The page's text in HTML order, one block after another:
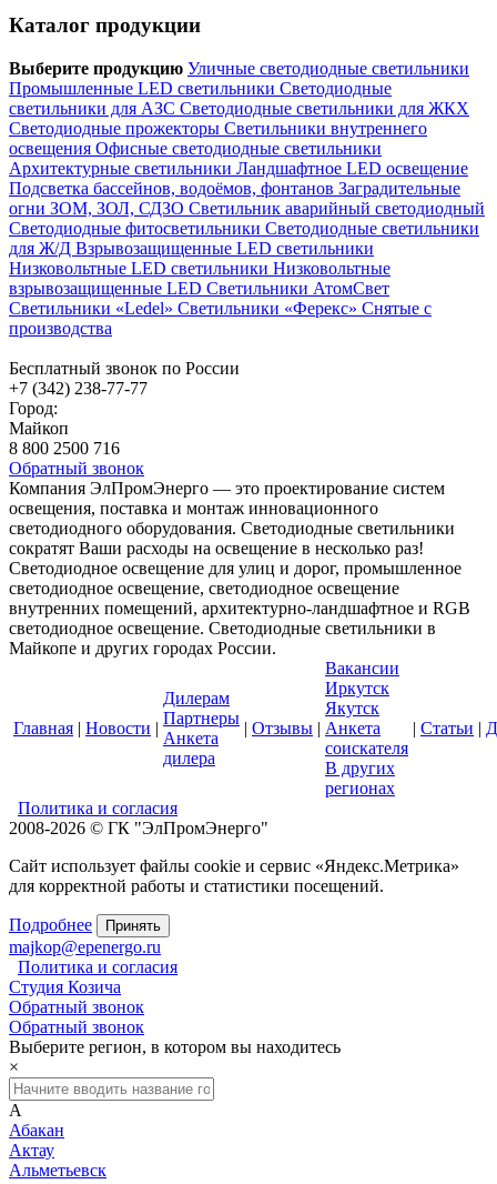
Каталог продукции
Выберите продукцию Уличные светодиодные светильники
Промышленные LED светильники Светодиодные
светильники для АЗС Светодиодные светильники для ЖКХ
Светодиодные прожекторы Светильники внутреннего
освещения Офисные светодиодные светильники
Архитектурные светильники Ландшафтное LED освещение
Подсветка бассейнов, водоёмов, фонтанов Заградительные
огни ЗОМ, ЗОЛ, СДЗО Светильник аварийный светодиодный
Светодиодные фитосветильники Светодиодные светильники
для Ж/Д Взрывозащищенные LED светильники
Низковольтные LED светильники Низковольтные
взрывозащищенные LED Светильники АтомСвет
Светильники «Ledel» Светильники «Ферекс» Снятые с
производства
Бесплатный звонок по России
+7 (342) 238-77-77
Город:
Майкоп
8 800 2500 716
Обратный звонок
Компания ЭлПромЭнерго — это проектирование систем
освещения, поставка и монтаж инновационного
светодиодного оборудования. Светодиодные светильники
сократят Ваши расходы на освещение в несколько раз!
Светодиодное освещение для улиц и дорог, промышленное
светодиодное освещение, светодиодное освещение
внутренних помещений, архитектурно-ландшафтное и RGB
светодиодное освещение. Светодиодные светильники в
Майкопе и других городах России.
Главная | Новости |
Дилерам
Партнеры
Анкета
дилера
| Отзывы |
Вакансии
Иркутск
Якутск
Анкета
соискателя
В других
регионах
| Статьи |
Политика и согласия
2008-2026 © ГК "ЭлПромЭнерго"
Сайт использует файлы cookie и сервис «Яндекс.Метрика»
для корректной работы и статистики посещений.
Подробнее Принять
majkop@epenergo.ru
Политика и согласия
Студия Козича
Обратный звонок
Обратный звонок
Выберите регион, в котором вы находитесь
×
А
Абакан
Актау
Альметьевск